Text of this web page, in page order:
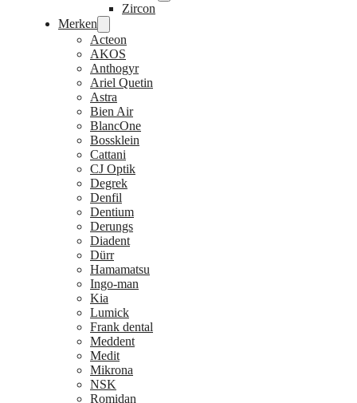
Zircon
Merken
Acteon
AKOS
Anthogyr
Ariel Quetin
Astra
Bien Air
BlancOne
Bossklein
Cattani
CJ Optik
Degrek
Denfil
Dentium
Derungs
Diadent
Dürr
Hamamatsu
Ingo-man
Kia
Lumick
Frank dental
Meddent
Medit
Mikrona
NSK
Romidan